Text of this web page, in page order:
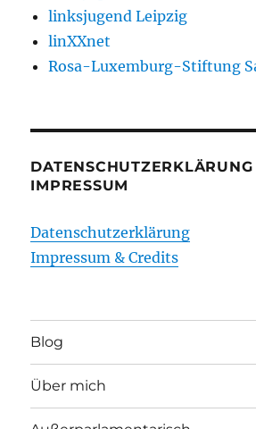
linksjugend Leipzig
linXXnet
Rosa-Luxemburg-Stiftung
DATENSCHUTZERKLÄRUNG
IMPRESSUM
Datenschutzerklärung
Impressum & Credits
Blog
Über mich